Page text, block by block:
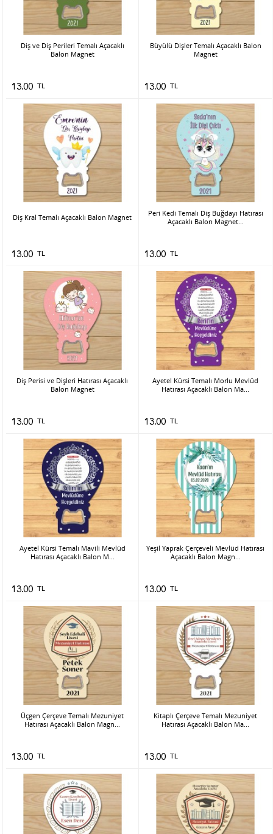
Diş ve Diş Perileri Temalı Açacaklı
Balon Magnet
13.00 TL
Büyülü Dişler Temalı Açacaklı Balon
Magnet
13.00 TL
Diş Kral Temalı Açacaklı Balon Magnet
13.00 TL
Peri Kedi Temalı Diş Buğdayı Hatırası
Açacaklı Balon Magnet...
13.00 TL
Diş Perisi ve Dişleri Hatırası Açacaklı
Balon Magnet
13.00 TL
Ayetel Kürsi Temalı Morlu Mevlüd
Hatırası Açacaklı Balon Ma...
13.00 TL
Ayetel Kürsi Temalı Mavili Mevlüd
Hatırası Açacaklı Balon M...
13.00 TL
Yeşil Yaprak Çerçeveli Mevlüd Hatırası
Açacaklı Balon Magn...
13.00 TL
Üçgen Çerçeve Temalı Mezuniyet
Hatırası Açacaklı Balon Magn...
13.00 TL
Kitaplı Çerçeve Temalı Mezuniyet
Hatırası Açacaklı Balon Ma...
13.00 TL